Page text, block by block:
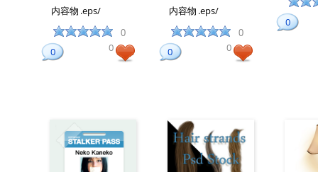
内容物 .eps/
0
0 0
内容物 .eps/
0
0 0
0